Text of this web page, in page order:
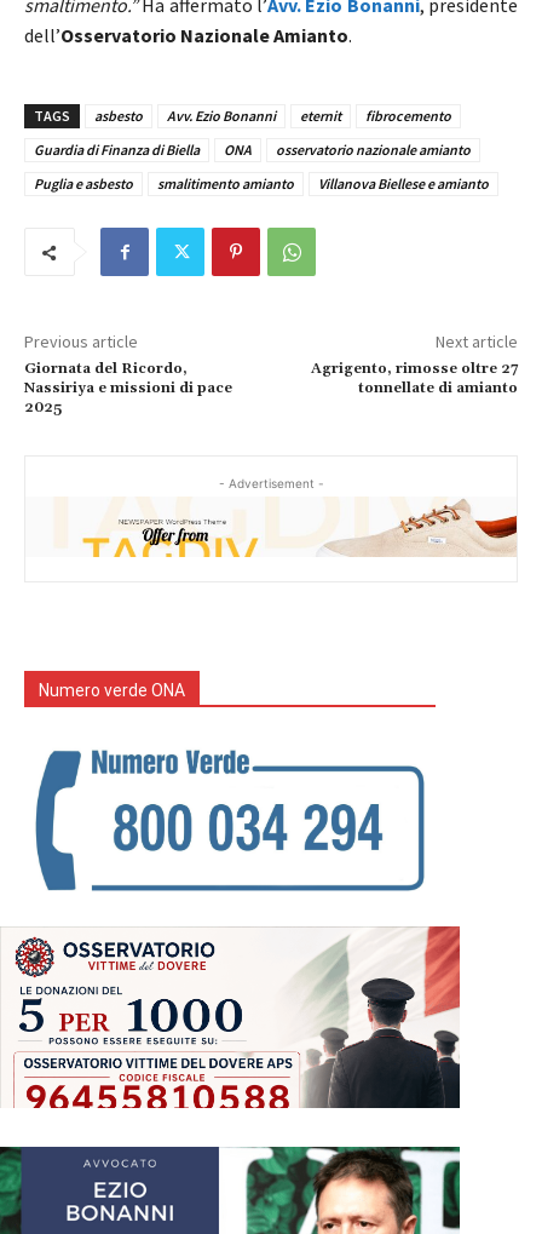
smaltimento.” Ha affermato l’Avv. Ezio Bonanni, presidente
dell’Osservatorio Nazionale Amianto.
TAGS asbesto Avv. Ezio Bonanni eternit
fibrocemento
Guardia di Finanza di Biella
ONA
osservatorio nazionale amianto
Puglia e asbesto
smalitimento amianto Villanova Biellese e amianto
Previous article
Giornata del Ricordo,
Nassiriya e missioni di pace
2025
Next article
Agrigento, rimosse oltre 27
tonnellate di amianto
- Advertisement -
Numero verde ONA